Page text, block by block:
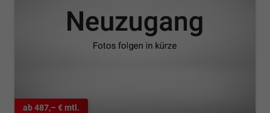
ab 487,– € mtl.